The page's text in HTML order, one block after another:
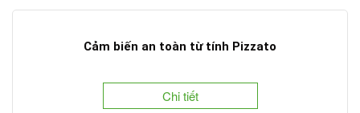
Cảm biến an toàn từ tính Pizzato
Chi tiết